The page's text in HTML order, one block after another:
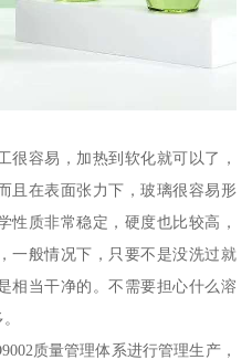
很容易，加热到软化就可以了，
且在表面张力下，玻璃很容易形
性质非常稳定，硬度也比较高，
一般情况下，只要不是没洗过就
相当干净的。不需要担心什么溶
质量管理体系进行管理生产，